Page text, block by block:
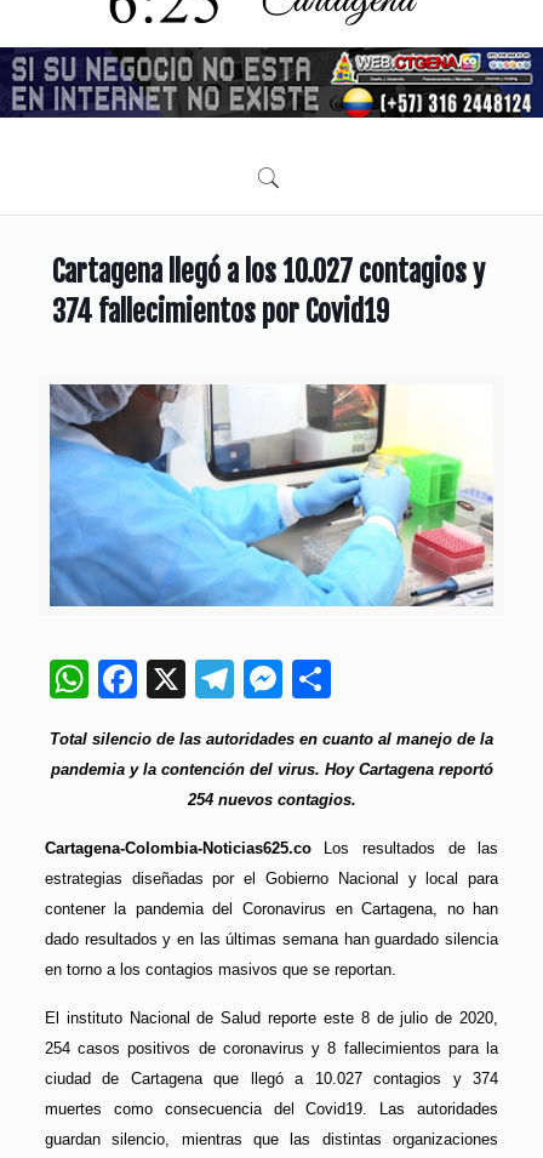
Cartagena llegó a los 10.027 contagios y
374 fallecimientos por Covid19
WhatsApp
Facebook
X Telegram
Messenger
Total silencio de las autoridades en cuanto al manejo de la
pandemia y la contención del virus. Hoy Cartagena reportó
254 nuevos contagios.
Cartagena-Colombia-Noticias625.coLos resultados de las
estrategias diseñadas por el Gobierno Nacional y local para
contener la pandemia del Coronavirus en Cartagena, no han
dado resultados y en las últimas semana han guardado silencia
en torno a los contagios masivos que se reportan.
El instituto Nacional de Salud reporte este 8 de julio de 2020,
254 casos positivos de coronavirus y 8 fallecimientos para la
ciudad de Cartagena que llegó a 10.027 contagios y 374
muertes como consecuencia del Covid19. Las autoridades
guardan silencio, mientras que las distintas organizaciones